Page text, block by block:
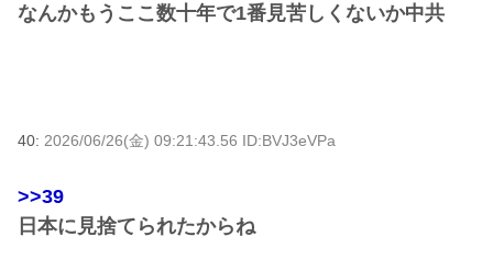
なんかもうここ数十年で1番見苦しくないか中共
40: 2026/06/26(金) 09:21:43.56 ID:BVJ3eVPa
>>39
日本に見捨てられたからね